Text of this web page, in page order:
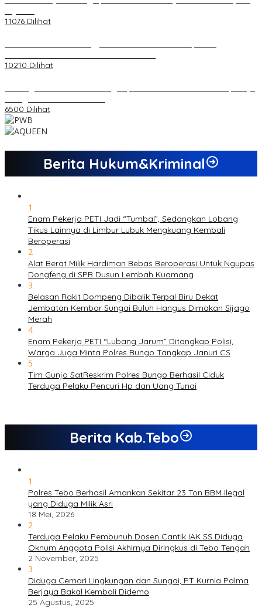
11076 Dilihat
10210 Dilihat
6500 Dilihat
Berita Hukum&Kriminal
1
Enam Pekerja PETI Jadi “Tumbal”, Sedangkan Lobang
Tikus Lainnya di Limbur Lubuk Mengkuang Kembali
Beroperasi
2
Alat Berat Milik Hardiman Bebas Beroperasi Untuk Ngupas
Dongfeng di SPB Dusun Lembah Kuamang
3
Belasan Rakit Dompeng Dibalik Terpal Biru Dekat
Jembatan Kembar Sungai Buluh Hangus Dimakan Sijago
Merah
4
Enam Pekerja PETI “Lubang Jarum” Ditangkap Polisi,
Warga Juga Minta Polres Bungo Tangkap Januri CS
5
Tim Gunjo SatReskrim Polres Bungo Berhasil Ciduk
Terduga Pelaku Pencuri Hp dan Uang Tunai
Berita Kab.Tebo
1
Polres Tebo Berhasil Amankan Sekitar 23 Ton BBM Ilegal
yang Diduga Milik Asri
18 Mei, 2026
2
Terduga Pelaku Pembunuh Dosen Cantik IAK SS Diduga
Oknum Anggota Polisi Akhirnya Diringkus di Tebo Tengah
2 November, 2025
3
Diduga Cemari Lingkungan dan Sungai, PT Kurnia Palma
Berjaya Bakal Kembali Didemo
25 Agustus, 2025